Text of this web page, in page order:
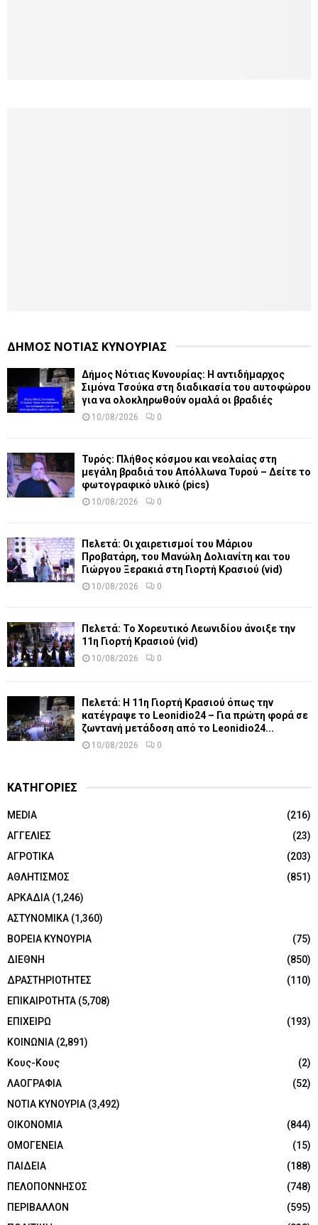
ΔΗΜΟΣ ΝΟΤΙΑΣ ΚΥΝΟΥΡΙΑΣ
Δήμος Νότιας Κυνουρίας: Η αντιδήμαρχος
Σιμόνα Τσούκα στη διαδικασία του αυτοφώρου
για να ολοκληρωθούν ομαλά οι βραδιές
10/08/2026 0
Τυρός: Πλήθος κόσμου και νεολαίας στη
μεγάλη βραδιά του Απόλλωνα Τυρού – Δείτε το
φωτογραφικό υλικό (pics)
10/08/2026 0
Πελετά: Οι χαιρετισμοί του Μάριου
Προβατάρη, του Μανώλη Δολιανίτη και του
Γιώργου Ξερακιά στη Γιορτή Κρασιού (vid)
10/08/2026 0
Πελετά: Το Χορευτικό Λεωνιδίου άνοιξε την
11η Γιορτή Κρασιού (vid)
10/08/2026 0
Πελετά: Η 11η Γιορτή Κρασιού όπως την
κατέγραψε το Leonidio24 – Για πρώτη φορά σε
ζωντανή μετάδοση από το Leonidio24...
10/08/2026 0
ΚΑΤΗΓΟΡΙΕΣ
MEDIA
(216)
ΑΓΓΕΛΙΕΣ
(23)
ΑΓΡΟΤΙΚΑ
(203)
ΑΘΛΗΤΙΣΜΟΣ
(851)
ΑΡΚΑΔΙΑ (1,246)
ΑΣΤΥΝΟΜΙΚΑ (1,360)
ΒΟΡΕΙΑ ΚΥΝΟΥΡΙΑ
(75)
ΔΙΕΘΝΗ
(850)
ΔΡΑΣΤΗΡΙΟΤΗΤΕΣ
(110)
ΕΠΙΚΑΙΡΟΤΗΤΑ (5,708)
ΕΠΙΧΕΙΡΩ
(193)
ΚΟΙΝΩΝΙΑ (2,891)
Κους-Κους
(2)
ΛΑΟΓΡΑΦΙΑ
(52)
ΝΟΤΙΑ ΚΥΝΟΥΡΙΑ (3,492)
ΟΙΚΟΝΟΜΙΑ
(844)
ΟΜΟΓΕΝΕΙΑ
(15)
ΠΑΙΔΕΙΑ
(188)
ΠΕΛΟΠΟΝΝΗΣΟΣ
(748)
ΠΕΡΙΒΑΛΛΟΝ
(595)